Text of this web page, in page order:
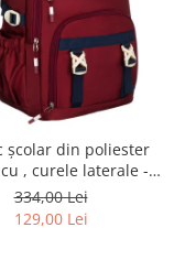
școlar din poliester
, curele laterale -
PTR-PTN 8594-1402
BORDO
334,00 Lei
129,00 Lei